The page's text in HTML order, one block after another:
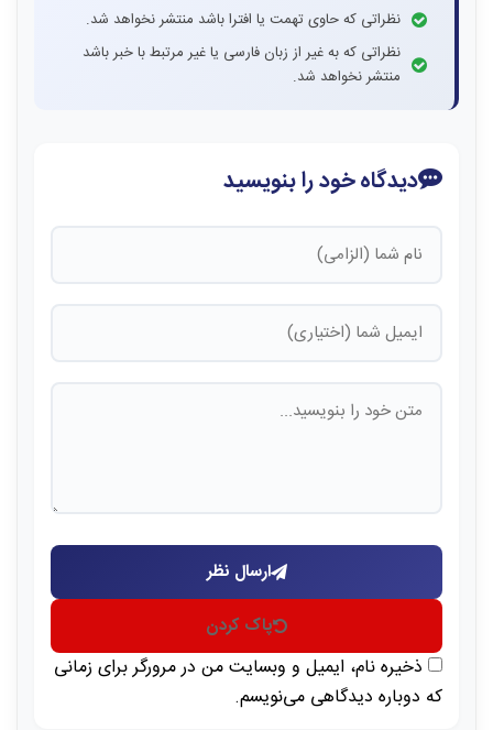
نظراتی که حاوی تهمت یا افترا باشد منتشر نخواهد شد.
نظراتی که به غیر از زبان فارسی یا غیر مرتبط با خبر باشد
منتشر نخواهد شد.
دیدگاه خود را بنویسید
ارسال نظر
پاک کردن
ذخیره نام، ایمیل و وبسایت من در مرورگر برای زمانی
که دوباره دیدگاهی می‌نویسم.